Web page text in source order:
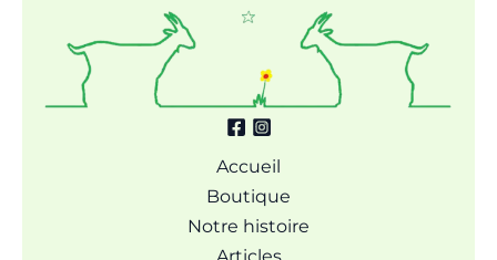
Accueil
Boutique
Notre histoire